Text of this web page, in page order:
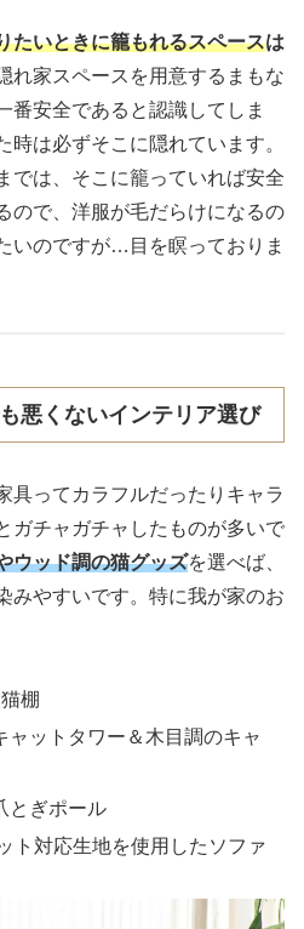
たいときに籠もれるスペースは
れ家スペースを用意するまもな
番安全であると認識してしま
時は必ずそこに隠れています。
では、そこに籠っていれば安全
ので、洋服が毛だらけになるの
いのですが…目を瞑っておりま
悪くないインテリア選び
具ってカラフルだったりキャラ
ガチャガチャしたものが多いで
ウッド調の猫グッズを選べば、
みやすいです。特に我が家のお
棚
ャットタワー＆木目調のキャ
とぎポール
ト対応生地を使用したソファ